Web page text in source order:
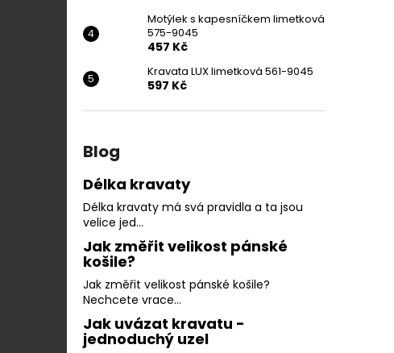
Motýlek s kapesníčkem limetková
575-9045
457 Kč
Kravata LUX limetková 561-9045
597 Kč
Blog
Délka kravaty
Délka kravaty má svá pravidla a ta jsou
velice jed...
Jak změřit velikost pánské
košile?
Jak změřit velikost pánské košile?
Nechcete vrace...
Jak uvázat kravatu -
jednoduchý uzel